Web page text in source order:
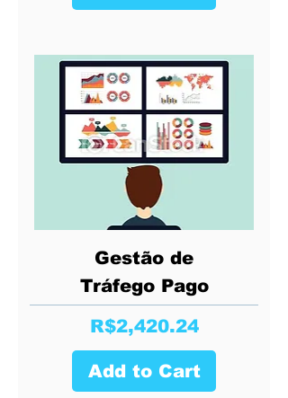
Gestão de
Tráfego Pago
Price
R$2,420.24
Add to Cart